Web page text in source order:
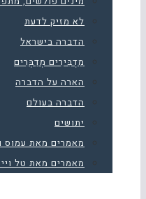
לא מזיק לדעת
הדברה בישראל
מַדְבִּירִים מְדַבְּרִים
הארה על הדברה
הדברה בעולם
יתושים
מאמרים מאת עמוס
מאמרים מאת טל